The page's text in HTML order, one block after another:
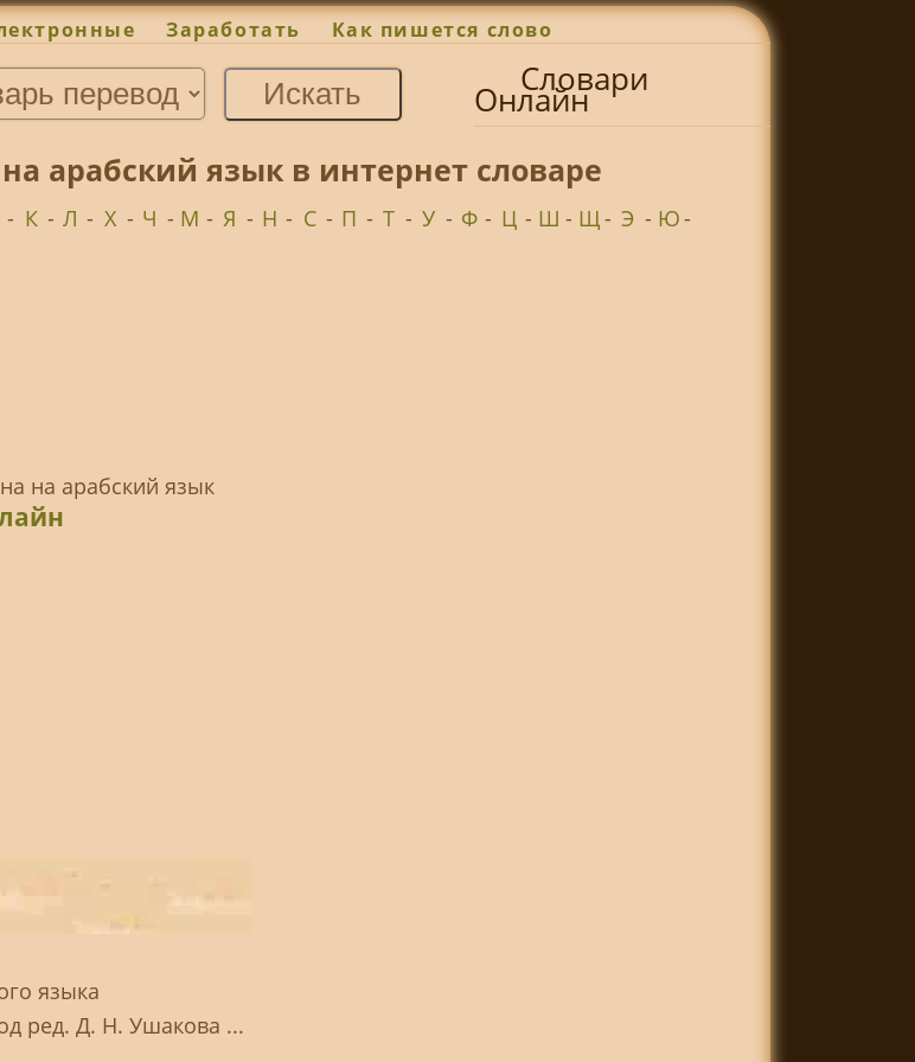
Заработать Как пишется слово
Словари
Онлайн
арабский язык в интернет словаре
- К - Л - Х - Ч - М - Я - Н - С - П - Т - У - Ф - Ц - Ш - Щ- Э - Ю-
на арабский язык
языка
ред. Д. Н. Ушакова ...